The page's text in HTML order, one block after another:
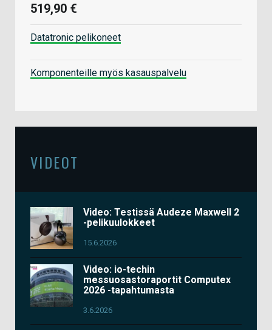
519,90 €
Datatronic pelikoneet
Komponenteille myös kasauspalvelu
VIDEOT
Video: Testissä Audeze Maxwell 2
-pelikuulokkeet
15.6.2026
Video: io-techin
messuosastoraportit Computex
2026 -tapahtumasta
3.6.2026